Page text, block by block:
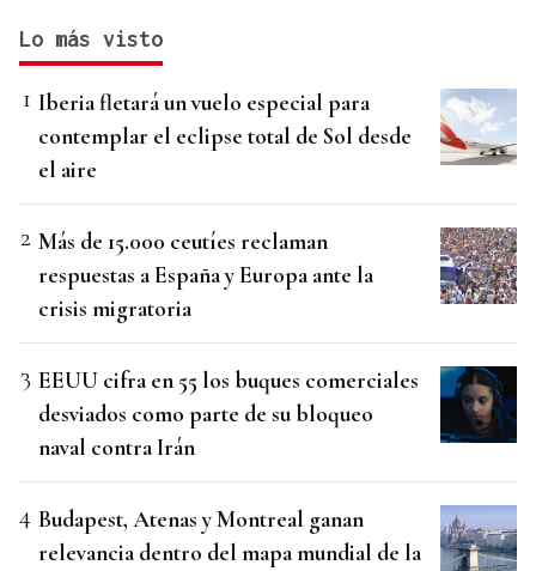
Lo más visto
Iberia fletará un vuelo especial para
contemplar el eclipse total de Sol desde
el aire
Más de 15.000 ceutíes reclaman
respuestas a España y Europa ante la
crisis migratoria
EEUU cifra en 55 los buques comerciales
desviados como parte de su bloqueo
naval contra Irán
Budapest, Atenas y Montreal ganan
relevancia dentro del mapa mundial de la